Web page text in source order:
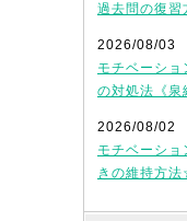
過去問の復
2026/08/03
モチベーショ
の対処法《泉
2026/08/02
モチベーショ
きの維持方